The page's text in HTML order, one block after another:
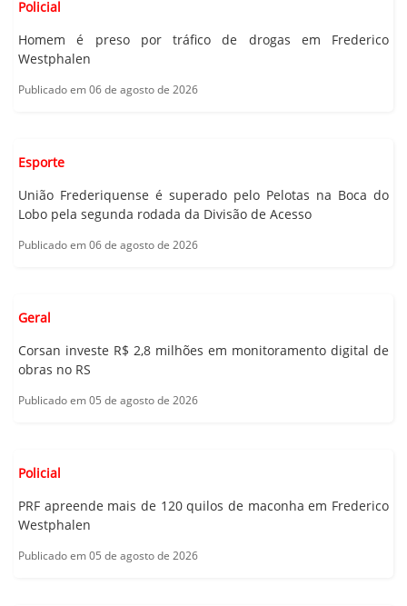
Policial
Homem é preso por tráfico de drogas em Frederico
Westphalen
Publicado em 06 de agosto de 2026
Esporte
União Frederiquense é superado pelo Pelotas na Boca do
Lobo pela segunda rodada da Divisão de Acesso
Publicado em 06 de agosto de 2026
Geral
Corsan investe R$ 2,8 milhões em monitoramento digital de
obras no RS
Publicado em 05 de agosto de 2026
Policial
PRF apreende mais de 120 quilos de maconha em Frederico
Westphalen
Publicado em 05 de agosto de 2026